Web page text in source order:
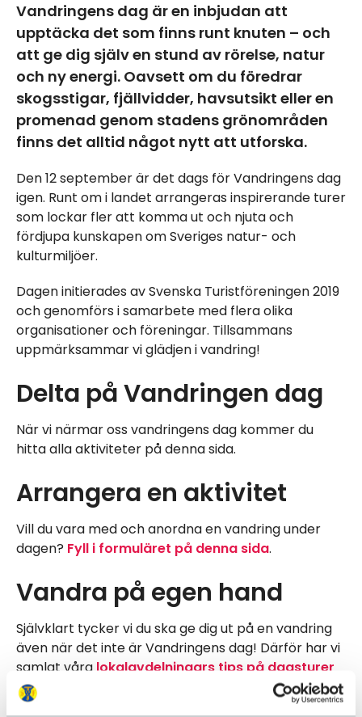
Vandringens dag är en inbjudan att
upptäcka det som finns runt knuten – och
att ge dig själv en stund av rörelse, natur
och ny energi. Oavsett om du föredrar
skogsstigar, fjällvidder, havsutsikt eller en
promenad genom stadens grönområden
finns det alltid något nytt att utforska.
Den 12 september är det dags för Vandringens dag
igen. Runt om i landet arrangeras inspirerande turer
som lockar fler att komma ut och njuta och
fördjupa kunskapen om Sveriges natur- och
kulturmiljöer.
Dagen initierades av Svenska Turistföreningen 2019
och genomförs i samarbete med flera olika
organisationer och föreningar. Tillsammans
uppmärksammar vi glädjen i vandring!
Delta på Vandringen dag
När vi närmar oss vandringens dag kommer du
hitta alla aktiviteter på denna sida.
Arrangera en aktivitet
Vill du vara med och anordna en vandring under
dagen? Fyll i formuläret på denna sida.
Vandra på egen hand
Självklart tycker vi du ska ge dig ut på en vandring
även när det inte är Vandringens dag! Därför har vi
samlat våra lokalavdelningars tips på dagsturer
för att du enklare ska hitta inspiration till en utflykt
nära dig.